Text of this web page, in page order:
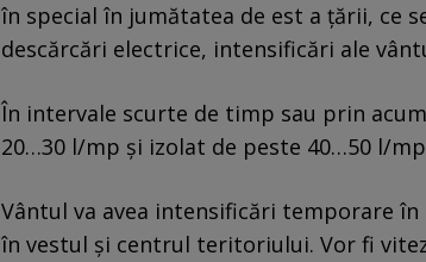
în special în jumătatea de est a țării, ce
descărcări electrice, intensificări ale
În intervale scurte de timp sau prin
20…30 l/mp și izolat de peste 40…50 l/
Vântul va avea intensificări temporare
în vestul și centrul teritoriului. Vor fi